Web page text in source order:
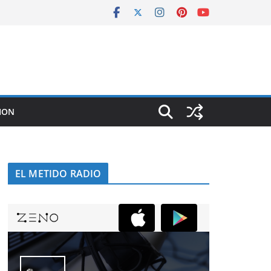
EL METIDO RADIO